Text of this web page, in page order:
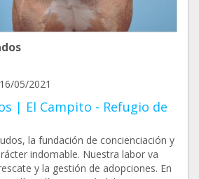
16/05/2021
| El Campito - Refugio de
la fundación de concienciación y
indomable. Nuestra labor va
y la gestión de adopciones. En